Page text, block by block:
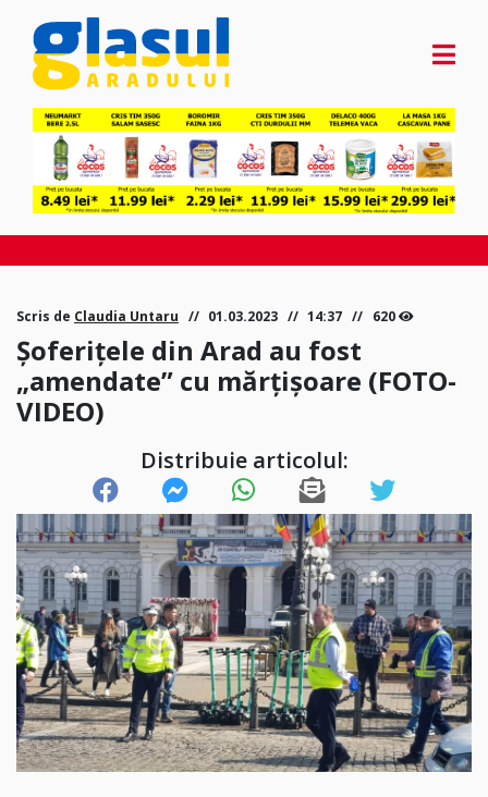
Scris de Claudia Untaru 01.03.2023 14:37 620
Șoferițele din Arad au fost
„amendate” cu mărțișoare (FOTO-
VIDEO)
Distribuie articolul: